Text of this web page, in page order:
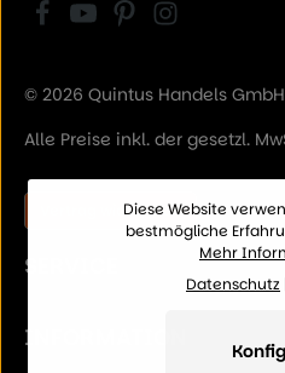
© 2026 Quintus Handels GmbH
Alle Preise inkl. der gesetzl.
Vertrag widerrufen
SERVICE
INFORMATION
Diese Website
bestmögliche
Mehr
Datenschutz